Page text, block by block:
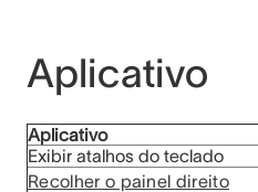
Aplicativo
Aplicativo
Exibir atalhos do teclado
Recolher o painel direito